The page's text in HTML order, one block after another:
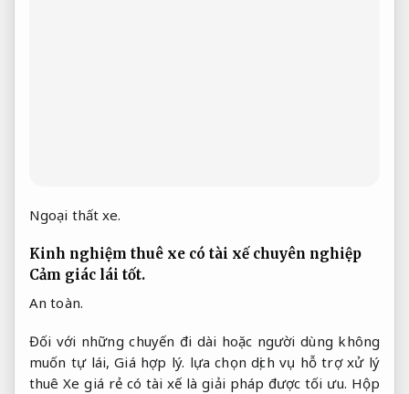
Ngoại thất xe.
Kinh nghiệm thuê xe có tài xế chuyên nghiệp
Cảm giác lái tốt.
An toàn.
Đối với những chuyến đi dài hoặc người dùng không
muốn tự lái,Giá hợp lý. lựa chọn dịch vụ hỗ trợ xử lý
thuê Xe giá rẻ có tài xế là giải pháp được tối ưu. Hộp